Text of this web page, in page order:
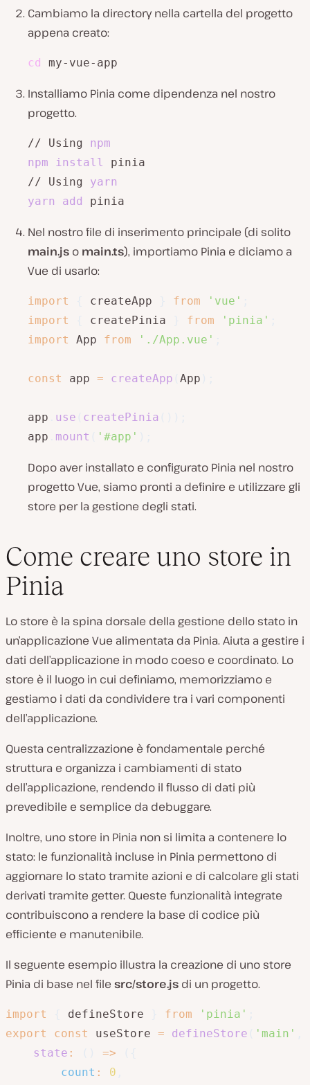
Cambiamo la directory nella cartella del progetto
appena creato:
cd my-vue-app
Installiamo Pinia come dipendenza nel nostro
progetto.
// Using npm
npm
install
pinia
// Using yarn
yarn
add pinia
Nel nostro file di inserimento principale (di solito
main.js o main.ts), importiamo Pinia e diciamo a
Vue di usarlo:
import createApp from 'vue'
import
createPinia from 'pinia'
import
App from './App.vue'
const app = createApp App
app use createPinia
app
mount '#app'
Dopo aver installato e configurato Pinia nel nostro
progetto Vue, siamo pronti a definire e utilizzare gli
store per la gestione degli stati.
Come creare uno store in
Pinia
Lo store è la spina dorsale della gestione dello stato in
un’applicazione Vue alimentata da Pinia. Aiuta a gestire i
dati dell’applicazione in modo coeso e coordinato. Lo
store è il luogo in cui definiamo, memorizziamo e
gestiamo i dati da condividere tra i vari componenti
dell’applicazione.
Questa centralizzazione è fondamentale perché
struttura e organizza i cambiamenti di stato
dell’applicazione, rendendo il flusso di dati più
prevedibile e semplice da debuggare.
Inoltre, uno store in Pinia non si limita a contenere lo
stato: le funzionalità incluse in Pinia permettono di
aggiornare lo stato tramite azioni e di calcolare gli stati
derivati tramite getter. Queste funzionalità integrate
contribuiscono a rendere la base di codice più
efficiente e manutenibile.
Il seguente esempio illustra la creazione di uno store
Pinia di base nel file src/store.js di un progetto.
import defineStore from 'pinia'
export
const useStore = defineStore 'main'
state : =>
count : 0